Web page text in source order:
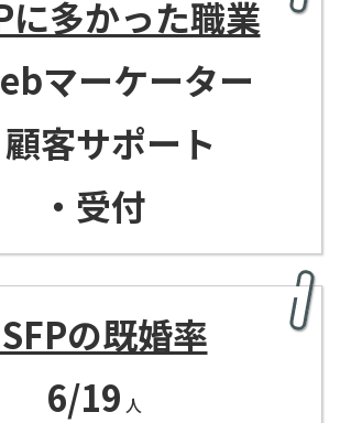
に多かった職業
マーケーター
顧客サポート
・受付
の既婚率
6/19 人